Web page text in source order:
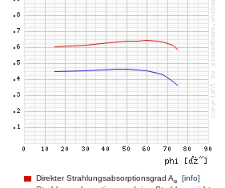
Direkter Strahlungsabsorptionsgrad Ae [info]